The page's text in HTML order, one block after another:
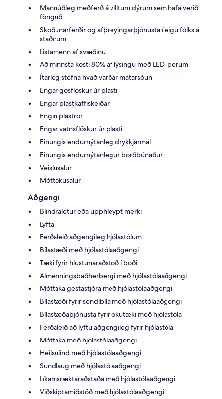
Mannúðleg meðferð á villtum dýrum sem hafa verið
fönguð
Skoðunarferðir og afþreyingarþjónusta í eigu fólks á
staðnum
Listamenn af svæðinu
Að minnsta kosti 80% af lýsingu með LED-perum
Ítarleg stefna hvað varðar matarsóun
Engar gosflöskur úr plasti
Engar plastkaffiskeiðar
Engin plaströr
Engar vatnsflöskur úr plasti
Einungis endurnýtanleg drykkjarmál
Einungis endurnýtanlegur borðbúnaður
Veislusalur
Móttökusalur
Aðgengi
Blindraletur eða upphleypt merki
Lyfta
Ferðaleið aðgengileg hjólastólum
Bílastæði með hjólastólaaðgengi
Tæki fyrir hlustunaraðstoð í boði
Almenningsbaðherbergi með hjólastólaaðgengi
Móttaka gestastjóra með hjólastólaaðgengi
Bílastæði fyrir sendibíla með hjólastólaaðgengi
Bílastæðaþjónusta fyrir ökutæki með hjólastóla
Ferðaleið að lyftu aðgengileg fyrir hjólastóla
Móttaka með hjólastólaaðgengi
Heilsulind með hjólastólaaðgengi
Sundlaug með hjólastólaaðgengi
Líkamsræktaraðstaða með hjólastólaaðgengi
Viðskiptamiðstöð með hjólastólaaðgengi